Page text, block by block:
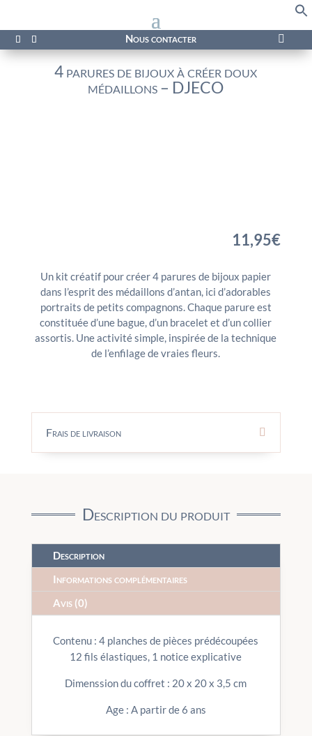
Nous contacter 
4 parures de bijoux à créer doux
médaillons – DJECO
11,95€
Un kit créatif pour créer 4 parures de bijoux papier
dans l’esprit des médaillons d’antan, ici d’adorables
portraits de petits compagnons. Chaque parure est
constituée d’une bague, d’un bracelet et d’un collier
assortis. Une activité simple, inspirée de la technique
de l’enfilage de vraies fleurs.
Frais de livraison
Description du produit
Description
Informations complémentaires
Avis (0)
Contenu : 4 planches de pièces prédécoupées
12 fils élastiques, 1 notice explicative
Dimenssion du coffret : 20 x 20 x 3,5 cm
Age : A partir de 6 ans